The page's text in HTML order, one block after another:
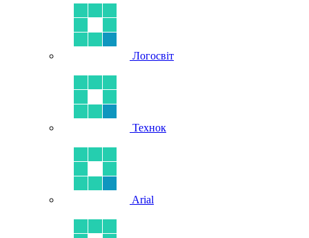
Логосвіт
Технок
Arial